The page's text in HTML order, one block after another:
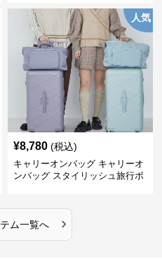
人気
¥8,780 (税込)
キャリーオンバッグ キャリーオ
ンバッグ スタイリッシュ旅行ボ
ム一覧へ ›